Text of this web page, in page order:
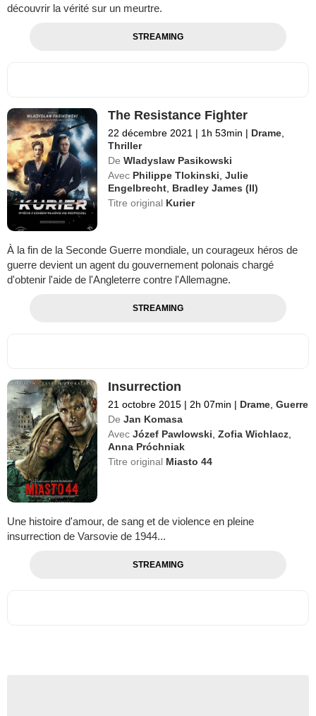
découvrir la vérité sur un meurtre.
STREAMING
The Resistance Fighter
22 décembre 2021 | 1h 53min | Drame
Thriller
De Wladyslaw Pasikowski
Avec Philippe Tlokinski ,Julie
Engelbrecht Bradley James (II)
Titre original Kurier
À la fin de la Seconde Guerre mondiale, un courageux héros de
guerre devient un agent du gouvernement polonais chargé
d'obtenir l'aide de l'Angleterre contre l'Allemagne.
STREAMING
Insurrection
21 octobre 2015 | 2h 07min | Drame ,Guerre
De Jan Komasa
Avec Józef Pawlowski ,Zofia Wichlacz
Anna Próchniak
Titre original Miasto 44
Une histoire d'amour, de sang et de violence en pleine
insurrection de Varsovie de 1944...
STREAMING